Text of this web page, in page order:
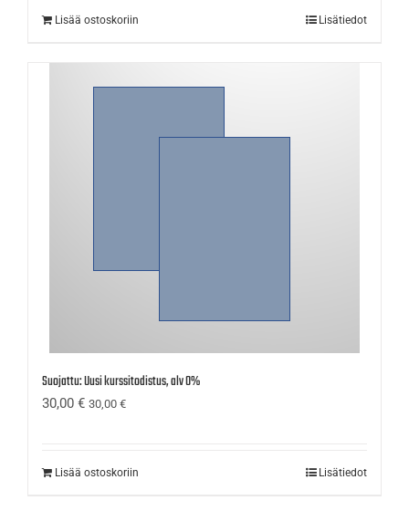
Lisää ostoskoriin Lisätiedot
Suojattu: Uusi kurssitodistus, alv 0%
30,00 € 30,00 €
Lisää ostoskoriin Lisätiedot